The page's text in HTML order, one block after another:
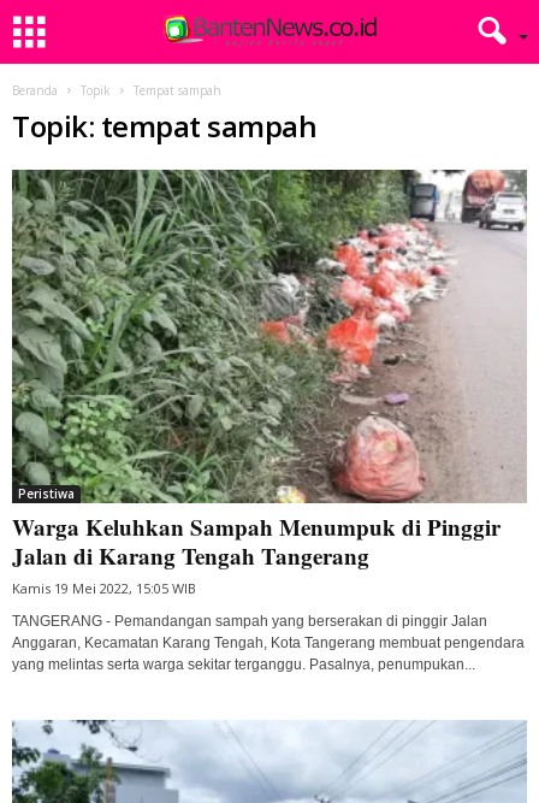
Beranda Topik Tempat sampah
Topik: tempat sampah
Peristiwa
Warga Keluhkan Sampah Menumpuk di Pinggir
Jalan di Karang Tengah Tangerang
Kamis 19 Mei 2022, 15:05 WIB
TANGERANG - Pemandangan sampah yang berserakan di pinggir Jalan
Anggaran, Kecamatan Karang Tengah, Kota Tangerang membuat pengendara
yang melintas serta warga sekitar terganggu. Pasalnya, penumpukan...